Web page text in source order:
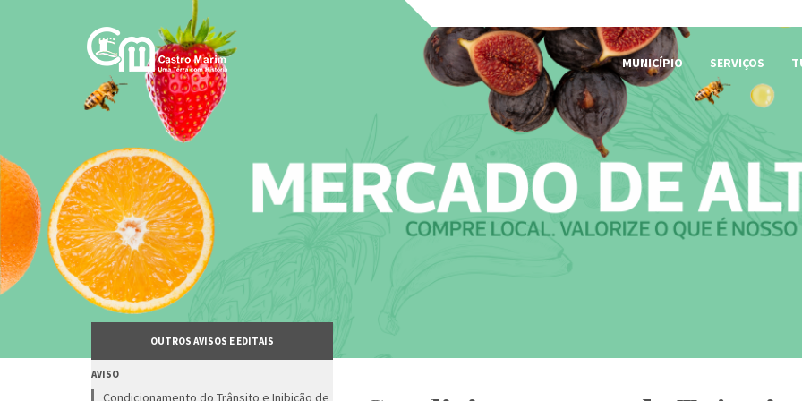
MUNICÍPIO
SERVIÇOS
OUTROS AVISOS E EDITAIS
AVISO
Condicionamento do Trânsito e Inibição de